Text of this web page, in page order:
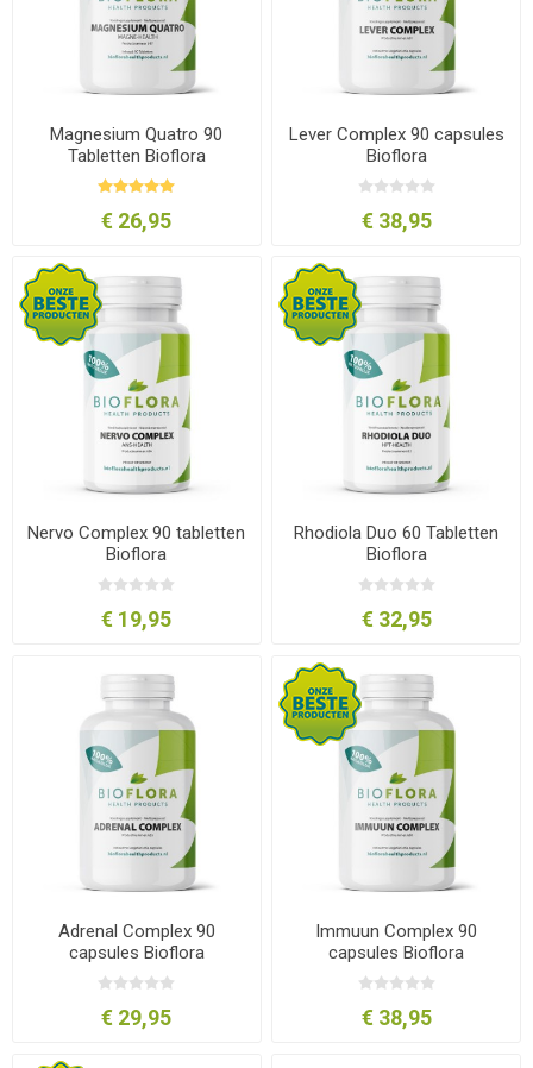
Magnesium Quatro 90
Tabletten Bioflora
€ 26,95
Lever Complex 90 capsules
Bioflora
€ 38,95
Nervo Complex 90 tabletten
Bioflora
€ 19,95
Rhodiola Duo 60 Tabletten
Bioflora
€ 32,95
Adrenal Complex 90
capsules Bioflora
€ 29,95
Immuun Complex 90
capsules Bioflora
€ 38,95